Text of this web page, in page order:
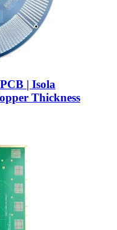
| Isola
Thickness